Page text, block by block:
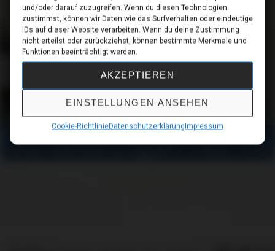
und/oder darauf zuzugreifen. Wenn du diesen Technologien
zustimmst, können wir Daten wie das Surfverhalten oder eindeutige
IDs auf dieser Website verarbeiten. Wenn du deine Zustimmung
nicht erteilst oder zurückziehst, können bestimmte Merkmale und
Funktionen beeinträchtigt werden.
AKZEPTIEREN
EINSTELLUNGEN ANSEHEN
Cookie-RichtlinieDatenschutzerklärungImpressum